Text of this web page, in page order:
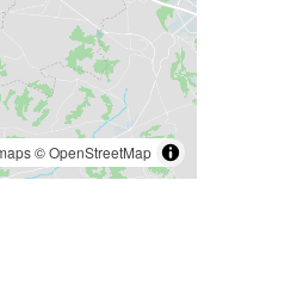
©OpenStreetMap